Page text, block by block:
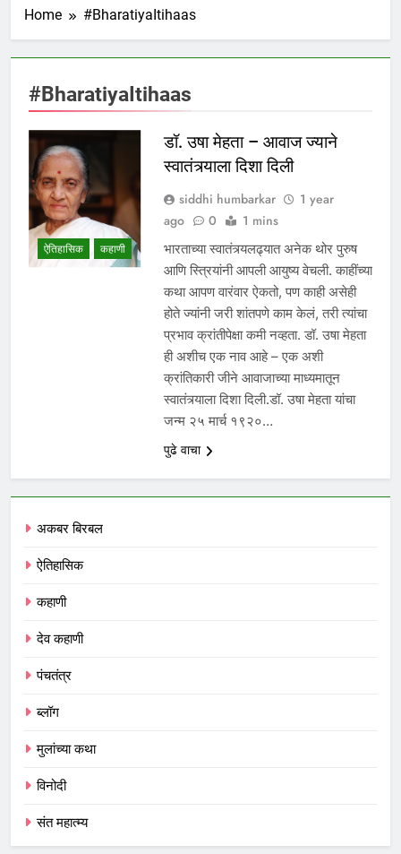
Home #BharatiyaItihaas
#BharatiyaItihaas
ऐतिहासिक कहाणी
डॉ. उषा मेहता – आवाज ज्याने
स्वातंत्र्याला दिशा दिली
siddhi humbarkar
1 year
ago
0 1 mins
भारताच्या स्वातंत्र्यलढ्यात अनेक थोर पुरुष
आणि स्त्रियांनी आपली आयुष्य वेचली. काहींच्या
कथा आपण वारंवार ऐकतो, पण काही असेही
होते ज्यांनी जरी शांतपणे काम केलं, तरी त्यांचा
प्रभाव क्रांतीपेक्षा कमी नव्हता. डॉ. उषा मेहता
ही अशीच एक नाव आहे – एक अशी
क्रांतिकारी जीने आवाजाच्या माध्यमातून
स्वातंत्र्याला दिशा दिली.डॉ. उषा मेहता यांचा
जन्म २५ मार्च १९२०…
पुढे वाचा
अकबर बिरबल
ऐतिहासिक
कहाणी
देव कहाणी
पंचतंत्र
ब्लॉग
मुलांच्या कथा
विनोदी
संत महात्म्य